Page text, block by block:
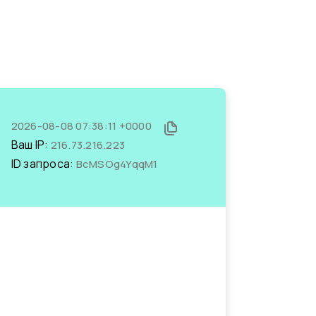
2026-08-08 07:38:11 +0000
Ваш IP: 216.73.216.223
ID запроса: BcMSOg4YqqM1